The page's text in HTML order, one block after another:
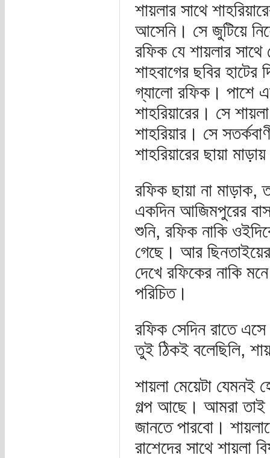
শায়লার সাথে
আসেনি। সে জুটিয়ে
রফিক যে শায়লার
শাহবাগের ছবির
গ্যালো রফিক। পাশে
শাহরিয়ারের। সে
শাহরিয়ার। সে
শাহরিয়ারের ছায়া
রফিক ছায়া না মাড়াক,
একদিন আজিমপুরের
শুনি, রফিক নাকি
গেছে। আর
দেখে রফিকের নাকি
পরিচিত।
রফিক সেদিন রাতে
তুই ঠিকই বলেছিলি,
শায়লা মেয়েটা
গল্প আছে। আমরা তাই
জানতে পারবো।
রাশেদের সাথে শায়লা